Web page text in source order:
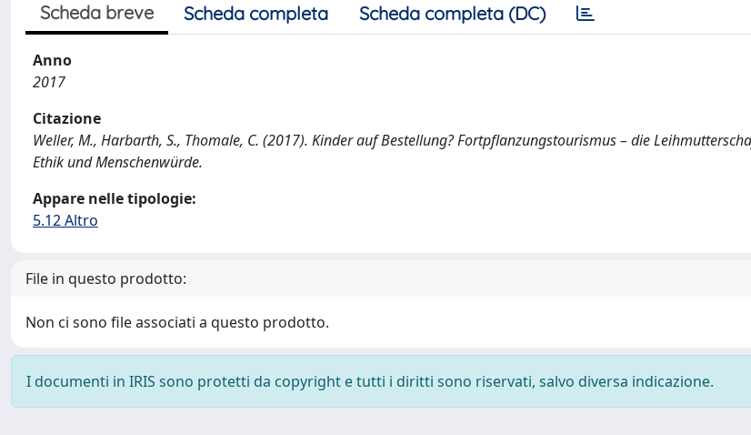
Scheda breve Scheda completa Scheda completa (DC)
Anno
2017
Citazione
Weller, M., Harbarth, S., Thomale, C. (2017). Kinder auf Bestellung? Fortpflanzungstourismus – die
Ethik und Menschenwürde.
Appare nelle tipologie:
5.12 Altro
File in questo prodotto:
Non ci sono file associati a questo prodotto.
I documenti in IRIS sono protetti da copyright e tutti i diritti sono riservati, salvo diversa indicazione.